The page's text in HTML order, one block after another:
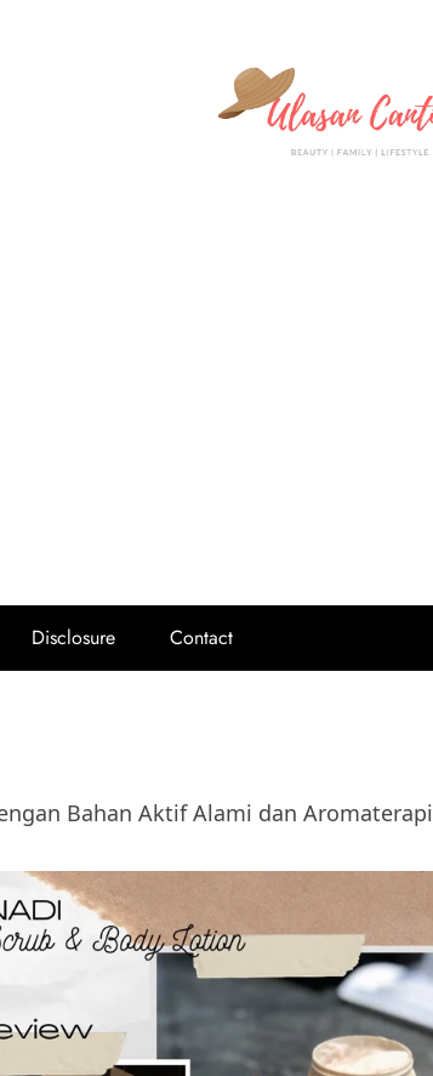
Disclosure Contact
Bahan Aktif Alami dan Aromaterapi